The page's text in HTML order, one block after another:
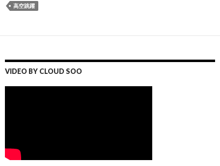
高空跳躍
VIDEO BY CLOUD SOO